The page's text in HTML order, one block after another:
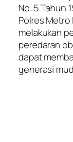
No. 5 Tahun
Polres
melakukan
peredaran
dapat
generasi